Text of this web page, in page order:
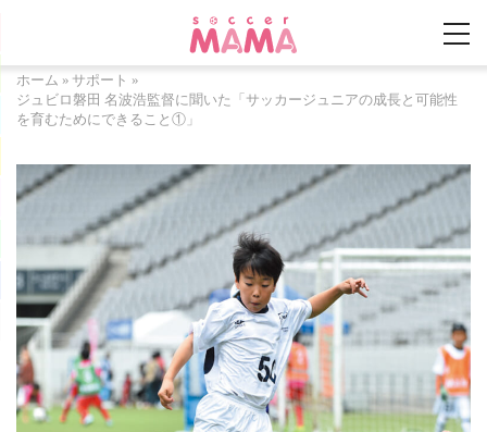
ホーム » サポート »
ジュビロ磐田 名波浩監督に聞いた「サッカージュニアの成長と可能性
を育むためにできること①」